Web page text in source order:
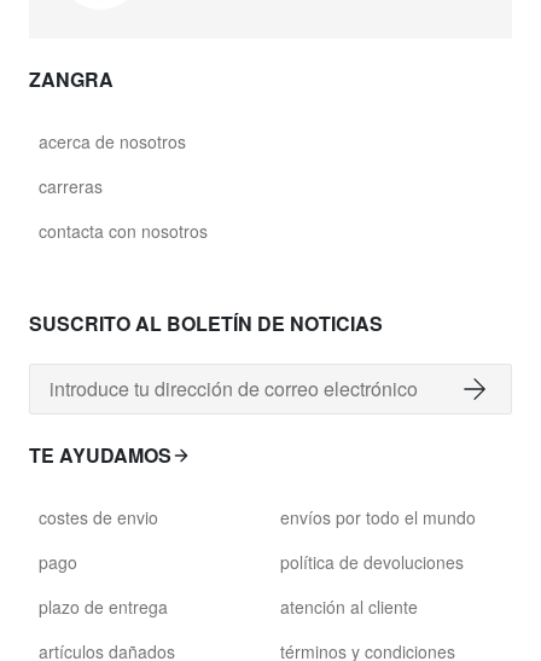
ZANGRA
acerca de nosotros
carreras
contacta con nosotros
SUSCRITO AL BOLETÍN DE NOTICIAS
TE AYUDAMOS
costes de envio
pago
plazo de entrega
artículos dañados
envíos por todo el mundo
política de devoluciones
atención al cliente
términos y condiciones